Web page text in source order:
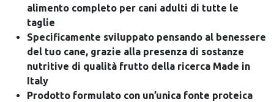
alimento completo per cani adulti di tutte le
taglie
Specificamente sviluppato pensando al benessere
del tuo cane, grazie alla presenza di sostanze
nutritive di qualità frutto della ricerca Made in
Italy
Prodotto formulato con un’unica fonte proteica